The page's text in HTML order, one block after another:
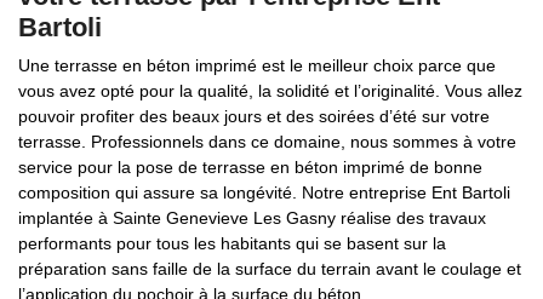
Bartoli
Une terrasse en béton imprimé est le meilleur choix parce que
vous avez opté pour la qualité, la solidité et l’originalité. Vous allez
pouvoir profiter des beaux jours et des soirées d’été sur votre
terrasse. Professionnels dans ce domaine, nous sommes à votre
service pour la pose de terrasse en béton imprimé de bonne
composition qui assure sa longévité. Notre entreprise Ent Bartoli
implantée à Sainte Genevieve Les Gasny réalise des travaux
performants pour tous les habitants qui se basent sur la
préparation sans faille de la surface du terrain avant le coulage et
l’application du pochoir à la surface du béton.